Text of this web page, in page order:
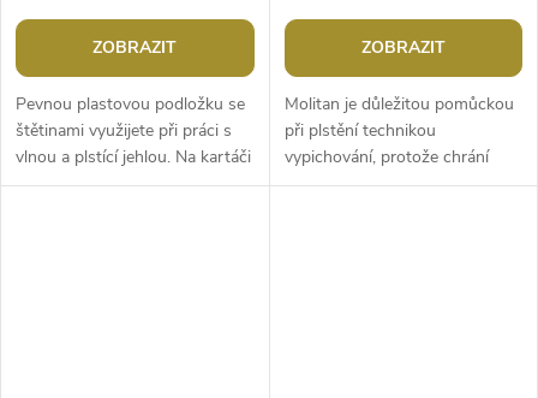
ZOBRAZIT
Pevnou plastovou podložku se
štětinami využijete při práci s
vlnou a plstící jehlou. Na kartáči
se výborně plstí ve formičkách
ZOBRAZIT
Molitan je důležitou pomůckou
při plstění technikou
vypichování, protože chrání
plstící jehlu před zlomením.